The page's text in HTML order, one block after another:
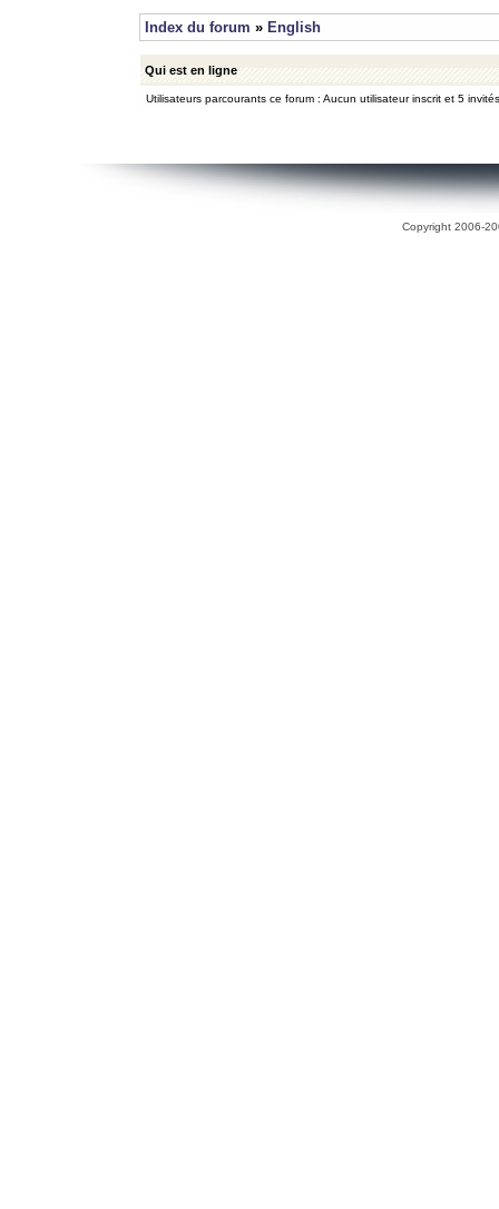
Index du forum » English
Qui est en ligne
Utilisateurs parcourants ce forum : Aucun utilisateur inscrit et 5 invités
Copyright 2006-